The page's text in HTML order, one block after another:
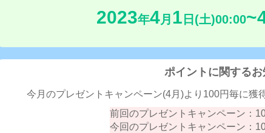
2023年4月 1 日(土)00:00
ポイントに関する
今月のプレゼントキャンペーン(4月)より100円毎に獲
前回のプレゼントキャンペーン：
今回のプレゼントキャンペーン：